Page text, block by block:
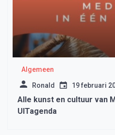
Algemeen
Ronald 19 februari
Alle kunst en cultuur van
UITagenda